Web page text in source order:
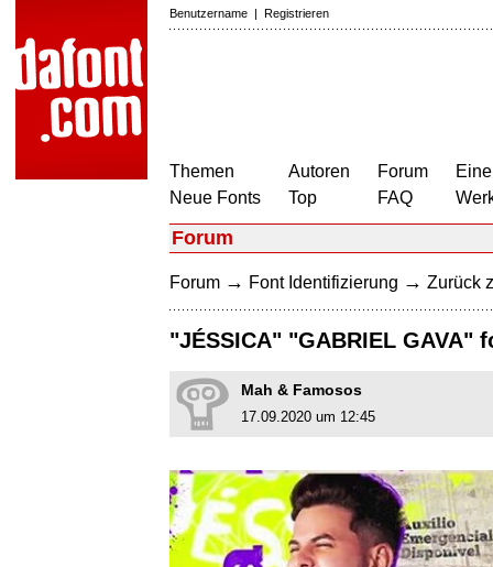
Benutzername | Registrieren
Themen
Neue Fonts
Autoren
Top
Forum
FAQ
Forum
Forum → Font Identifizierung → Zurück
"JÉSSICA" "GABRIEL GAVA"
Mah & Famosos
17.09.2020 um 12:45